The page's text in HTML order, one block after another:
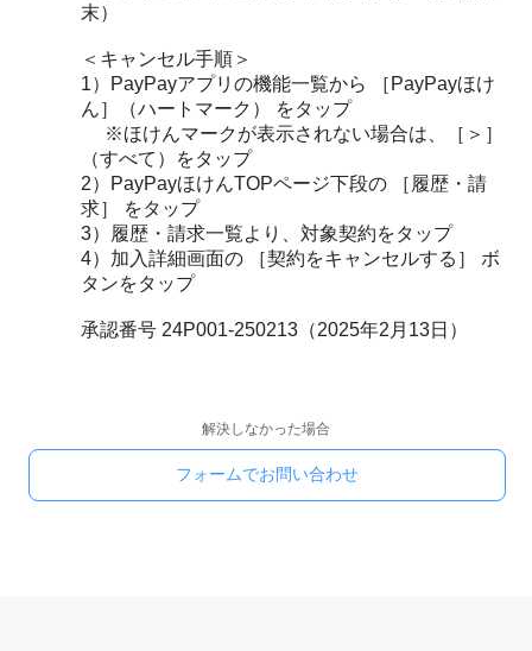
末）
＜キャンセル手順＞
1）PayPayアプリの機能一覧から ［PayPayほけ
ん］（ハートマーク） をタップ
※ほけんマークが表示されない場合は、［＞］
（すべて）をタップ
2）PayPayほけんTOPページ下段の ［履歴・請
求］ をタップ
3）履歴・請求一覧より、対象契約をタップ
4）加入詳細画面の ［契約をキャンセルする］ ボ
タンをタップ
承認番号 24P001-250213（2025年2月13日）
解決しなかった場合
フォームでお問い合わせ